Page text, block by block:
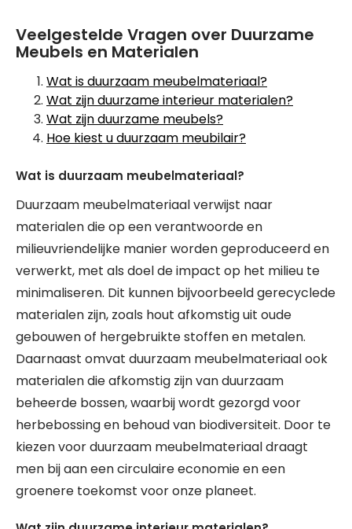
Veelgestelde Vragen over Duurzame
Meubels en Materialen
Wat is duurzaam meubelmateriaal?
Wat zijn duurzame interieur materialen?
Wat zijn duurzame meubels?
Hoe kiest u duurzaam meubilair?
Wat is duurzaam meubelmateriaal?
Duurzaam meubelmateriaal verwijst naar
materialen die op een verantwoorde en
milieuvriendelijke manier worden geproduceerd en
verwerkt, met als doel de impact op het milieu te
minimaliseren. Dit kunnen bijvoorbeeld gerecyclede
materialen zijn, zoals hout afkomstig uit oude
gebouwen of hergebruikte stoffen en metalen.
Daarnaast omvat duurzaam meubelmateriaal ook
materialen die afkomstig zijn van duurzaam
beheerde bossen, waarbij wordt gezorgd voor
herbebossing en behoud van biodiversiteit. Door te
kiezen voor duurzaam meubelmateriaal draagt
men bij aan een circulaire economie en een
groenere toekomst voor onze planeet.